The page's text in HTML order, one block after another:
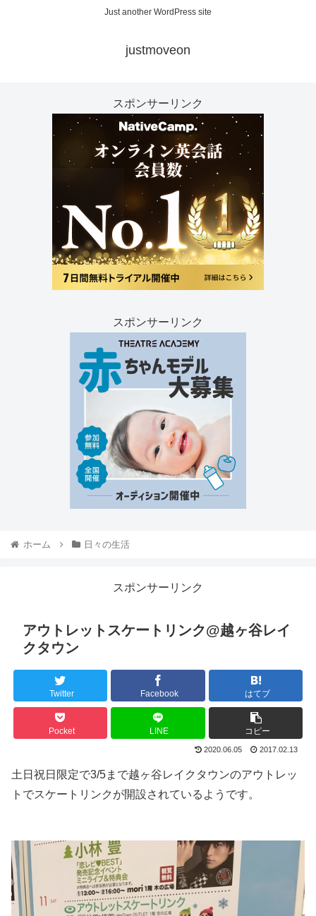
Just another WordPress site
justmoveon
スポンサーリンク
スポンサーリンク
ホーム 日々の生活
スポンサーリンク
アウトレットスケートリンク@越ヶ谷レイ
クタウン
Twitter Facebook はてブ
Pocket LINE コピー
2020.06.05 2017.02.13
土日祝日限定で3/5まで越ヶ谷レイクタウンのアウトレッ
トでスケートリンクが開設されているようです。